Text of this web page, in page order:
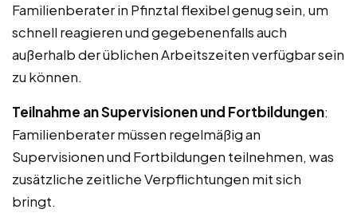
Familienberater in Pfinztal flexibel genug sein, um
schnell reagieren und gegebenenfalls auch
außerhalb der üblichen Arbeitszeiten verfügbar sein
zu können.
Teilnahme an Supervisionen und Fortbildungen:
Familienberater müssen regelmäßig an
Supervisionen und Fortbildungen teilnehmen, was
zusätzliche zeitliche Verpflichtungen mit sich
bringt.